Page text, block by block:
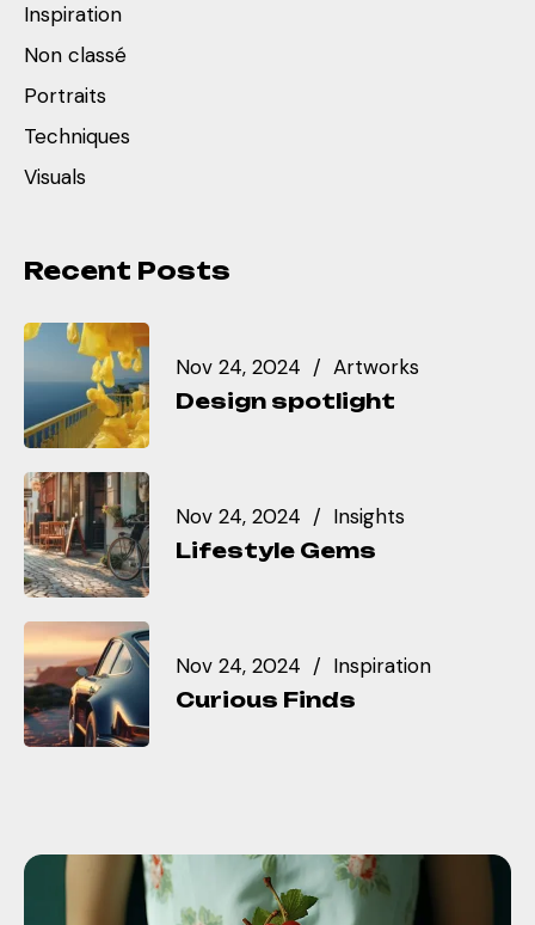
Inspiration
Non classé
Portraits
Techniques
Visuals
Recent Posts
Nov 24, 2024 Artworks
Design spotlight
Nov 24, 2024 Insights
Lifestyle Gems
Nov 24, 2024 Inspiration
Curious Finds